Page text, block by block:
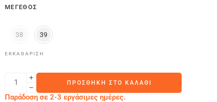
ΜΈΓΕΘΟΣ
38 39
ΕΚΚΑΘΆΡΙΣΗ
ΠΡΟΣΘΉΚΗ ΣΤΟ ΚΑΛΆΘΙ
Παράδοση σε 2-3 εργάσιμες ημέρες.